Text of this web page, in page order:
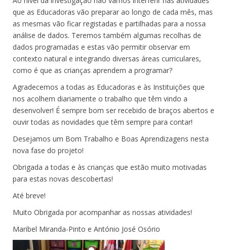
que as Educadoras vão preparar ao longo de cada mês, mas
as mesmas vão ficar registadas e partilhadas para a nossa
análise de dados. Teremos também algumas recolhas de
dados programadas e estas vão permitir observar em
contexto natural e integrando diversas áreas curriculares,
como é que as crianças aprendem a programar?
Agradecemos a todas as Educadoras e às Instituições que
nos acolhem diariamente o trabalho que têm vindo a
desenvolver! É sempre bom ser recebido de braços abertos e
ouvir todas as novidades que têm sempre para contar!
Desejamos um Bom Trabalho e Boas Aprendizagens nesta
nova fase do projeto!
Obrigada a todas e às crianças que estão muito motivadas
para estas novas descobertas!
Até breve!
Muito Obrigada por acompanhar as nossas atividades!
Maribel Miranda-Pinto e António José Osório